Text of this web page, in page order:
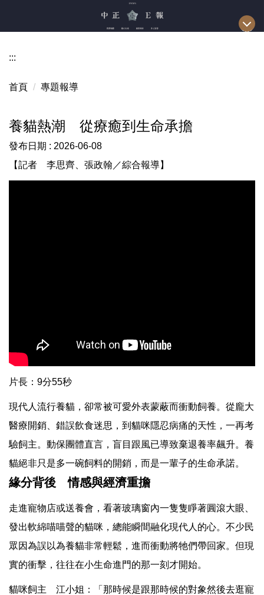
區
:::
首頁 專題報導
養貓熱潮 從療癒到生命承擔
發布日期 : 2026-06-08
【記者 李思齊、張政翰／綜合報導】
片長：9分55秒
現代人流行養貓，卻常被可愛外表蒙蔽而衝動飼養。從龐大
醫療開銷、錯誤飲食迷思，到貓咪隱忍病痛的天性，一再考
驗飼主。動保團體直言，盲目跟風已導致棄退養率飆升。養
貓絕非只是多一碗飼料的開銷，而是一輩子的生命承諾。
緣分背後 情感與經濟重擔
走進寵物店或送養會，看著玻璃窗內一隻隻睜著圓滾大眼、
發出軟綿喵喵聲的貓咪，總能瞬間融化現代人的心。不少民
眾因為誤以為養貓非常輕鬆，進而衝動將牠們帶回家。但現
實的衝擊，往往在小生命進門的那一刻才開始。
貓咪飼主 江小姐：「那時候是跟那時候的對象然後去逛寵